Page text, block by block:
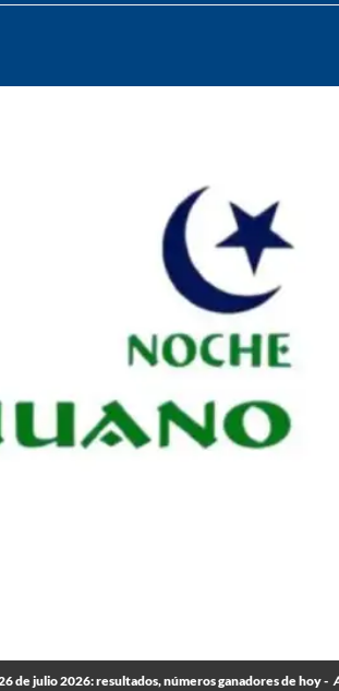
de julio 2026: resultados, números ganadores de hoy -